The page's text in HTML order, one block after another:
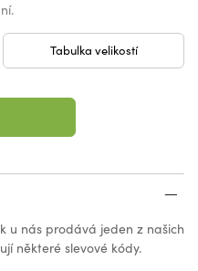
Tabulka velikostí
u nás prodává jeden z našich
některé slevové kódy.